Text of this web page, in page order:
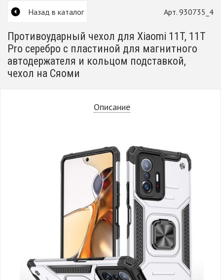
Назад в каталог Арт. 930735_4
Противоударный чехол для Xiaomi 11T, 11T
Pro серебро с пластиной для магнитного
автодержателя и кольцом подставкой,
чехол на Сяоми
Описание